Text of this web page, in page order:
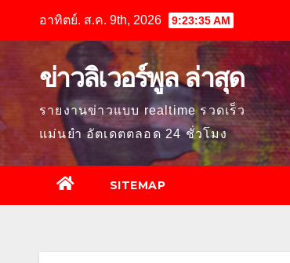
อาทิตย์. ส.ค. 9th, 2026 9:23:36 AM
ข่าวลิเวอร์พูล ล่าสุด
รายงานข่าวแบบ realtime รวดเร็ว
แม่นยำ อัตเดตตลอด 24 ชั่วโมง
SITEMAP